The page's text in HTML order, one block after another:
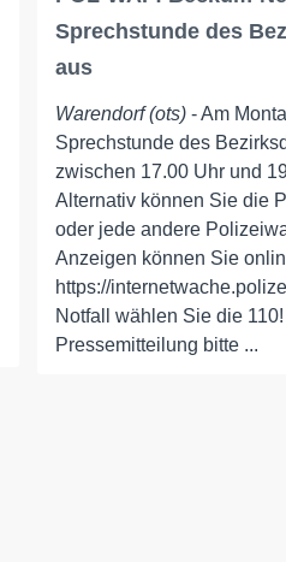
Sprechstunde des
aus
Warendorf (ots) - Am
Sprechstunde des
zwischen 17.00 Uhr und
Alternativ können Sie die
oder jede andere
Anzeigen können Sie
https://
Notfall wählen Sie die
Pressemitteilung bitte ...